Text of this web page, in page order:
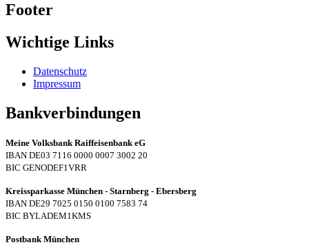
Footer
Wichtige Links
Datenschutz
Impressum
Bankverbindungen
Meine Volksbank Raiffeisenbank eG
IBAN DE03 7116 0000 0007 3002 20
BIC GENODEF1VRR
Kreissparkasse München - Starnberg - Ebersberg
IBAN DE29 7025 0150 0100 7583 74
BIC BYLADEM1KMS
Postbank München